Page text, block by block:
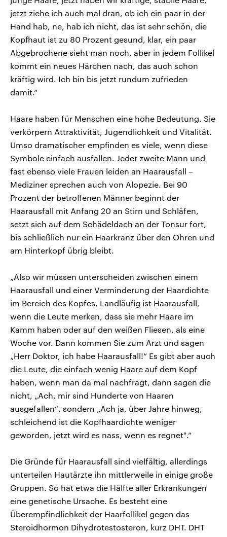
jetzt ziehe ich auch mal dran, ob ich ein paar in der
Hand hab, ne, hab ich nicht, das ist sehr schön, die
Kopfhaut ist zu 80 Prozent gesund, klar, ein paar
Abgebrochene sieht man noch, aber in jedem Follikel
kommt ein neues Härchen nach, das auch schon
kräftig wird. Ich bin bis jetzt rundum zufrieden
damit.“
Haare haben für Menschen eine hohe Bedeutung. Sie
verkörpern Attraktivität, Jugendlichkeit und Vitalität.
Umso dramatischer empfinden es viele, wenn diese
Symbole einfach ausfallen. Jeder zweite Mann und
fast ebenso viele Frauen leiden an Haarausfall –
Mediziner sprechen auch von Alopezie. Bei 90
Prozent der betroffenen Männer beginnt der
Haarausfall mit Anfang 20 an Stirn und Schläfen,
setzt sich auf dem Schädeldach an der Tonsur fort,
bis schließlich nur ein Haarkranz über den Ohren und
am Hinterkopf übrig bleibt.
„Also wir müssen unterscheiden zwischen einem
Haarausfall und einer Verminderung der Haardichte
im Bereich des Kopfes. Landläufig ist Haarausfall,
wenn die Leute merken, dass sie mehr Haare im
Kamm haben oder auf den weißen Fliesen, als eine
Woche vor. Dann kommen Sie zum Arzt und sagen
„Herr Doktor, ich habe Haarausfall!“ Es gibt aber auch
die Leute, die einfach wenig Haare auf dem Kopf
haben, wenn man da mal nachfragt, dann sagen die
nicht, „Ach, mir sind Hunderte von Haaren
ausgefallen“, sondern „Ach ja, über Jahre hinweg,
schleichend ist die Kopfhaardichte weniger
geworden, jetzt wird es nass, wenn es regnet".“
Die Gründe für Haarausfall sind vielfältig, allerdings
unterteilen Hautärzte ihn mittlerweile in einige große
Gruppen. So hat etwa die Hälfte aller Erkrankungen
eine genetische Ursache. Es besteht eine
Überempfindlichkeit der Haarfollikel gegen das
Steroidhormon Dihydrotestosteron, kurz DHT. DHT